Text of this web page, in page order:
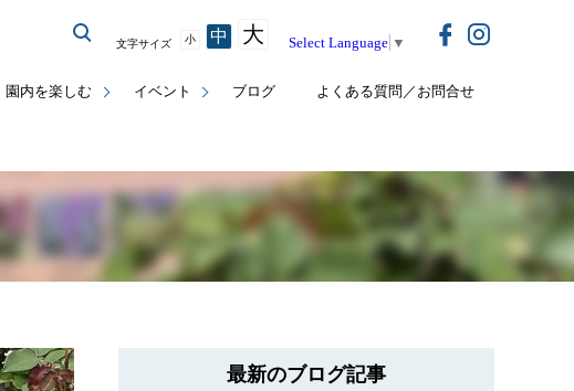
園内を楽しむ イベント ブログ よくある質問／お問合せ
文字サイズ 小 中 大 Select Language ▼
最新のブログ記事